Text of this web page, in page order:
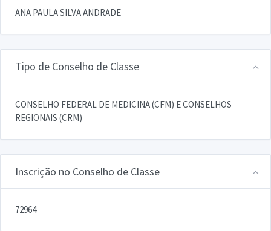
ANA PAULA SILVA ANDRADE
Tipo de Conselho de Classe
CONSELHO FEDERAL DE MEDICINA (CFM) E CONSELHOS
REGIONAIS (CRM)
Inscrição no Conselho de Classe
72964